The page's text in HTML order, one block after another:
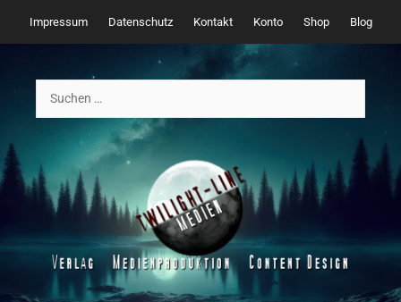
Inhalt
springen
Impressum Datenschutz Kontakt Konto Shop Blog
nach: